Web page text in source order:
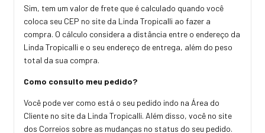
Sim, tem um valor de frete que é calculado quando você
coloca seu CEP no site da Linda Tropicalli ao fazer a
compra. O cálculo considera a distância entre o endereço da
Linda Tropicalli e o seu endereço de entrega, além do peso
total da sua compra.
Como consulto meu pedido?
Você pode ver como está o seu pedido indo na Área do
Cliente no site da Linda Tropicalli. Além disso, você no site
dos Correios sobre as mudanças no status do seu pedido.